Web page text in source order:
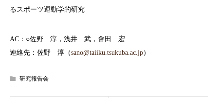
るスポーツ運動学的研究
AC：○佐野 淳，浅井 武，會田 宏
連絡先：佐野 淳（sano@taiiku.tsukuba.ac.jp）
研究報告会